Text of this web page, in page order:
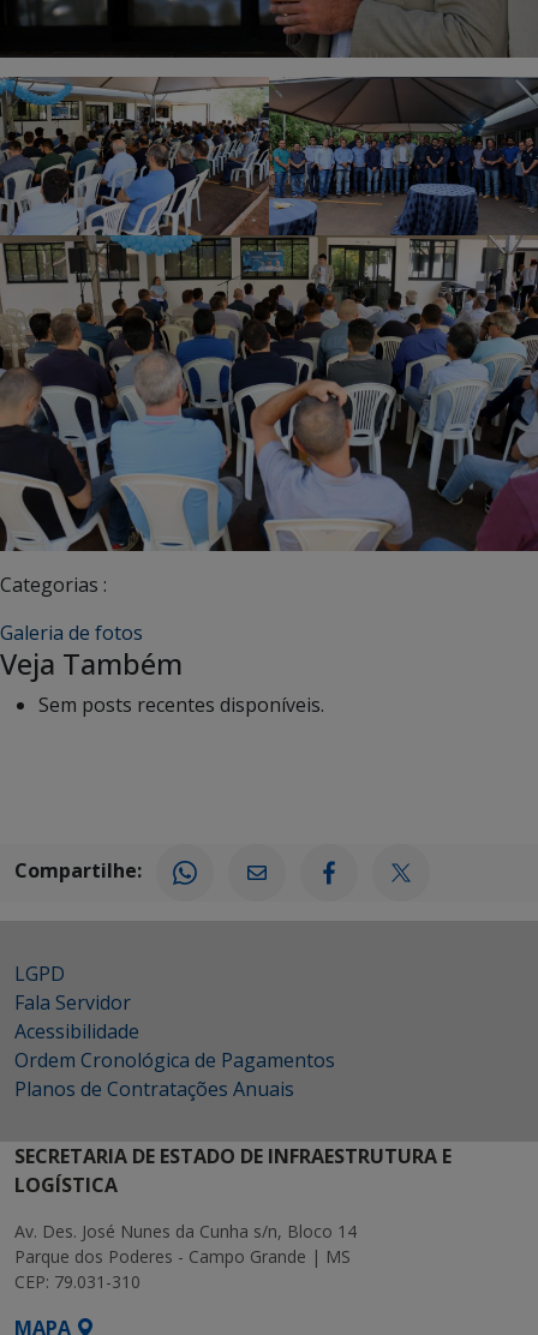
Categorias :
Galeria de fotos
Veja Também
Sem posts recentes disponíveis.
Compartilhe:
LGPD
Fala Servidor
Acessibilidade
Ordem Cronológica de Pagamentos
Planos de Contratações Anuais
SECRETARIA DE ESTADO DE INFRAESTRUTURA E
LOGÍSTICA
Av. Des. José Nunes da Cunha s/n, Bloco 14
Parque dos Poderes - Campo Grande | MS
CEP: 79.031-310
MAPA